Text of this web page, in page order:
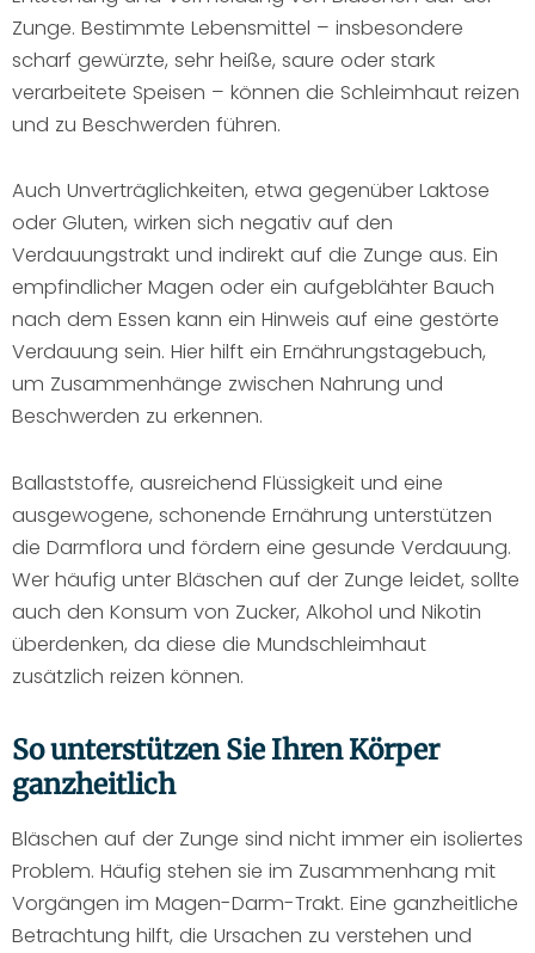
Zunge. Bestimmte Lebensmittel – insbesondere
scharf gewürzte, sehr heiße, saure oder stark
verarbeitete Speisen – können die Schleimhaut reizen
und zu Beschwerden führen.
Auch Unverträglichkeiten, etwa gegenüber Laktose
oder Gluten, wirken sich negativ auf den
Verdauungstrakt und indirekt auf die Zunge aus. Ein
empfindlicher Magen oder ein aufgeblähter Bauch
nach dem Essen kann ein Hinweis auf eine gestörte
Verdauung sein. Hier hilft ein Ernährungstagebuch,
um Zusammenhänge zwischen Nahrung und
Beschwerden zu erkennen.
Ballaststoffe, ausreichend Flüssigkeit und eine
ausgewogene, schonende Ernährung unterstützen
die Darmflora und fördern eine gesunde Verdauung.
Wer häufig unter Bläschen auf der Zunge leidet, sollte
auch den Konsum von Zucker, Alkohol und Nikotin
überdenken, da diese die Mundschleimhaut
zusätzlich reizen können.
So unterstützen Sie Ihren Körper
ganzheitlich
Bläschen auf der Zunge sind nicht immer ein isoliertes
Problem. Häufig stehen sie im Zusammenhang mit
Vorgängen im Magen-Darm-Trakt. Eine ganzheitliche
Betrachtung hilft, die Ursachen zu verstehen und